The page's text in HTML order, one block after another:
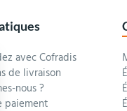
avec Cofradis
de livraison
nous ?
paiement